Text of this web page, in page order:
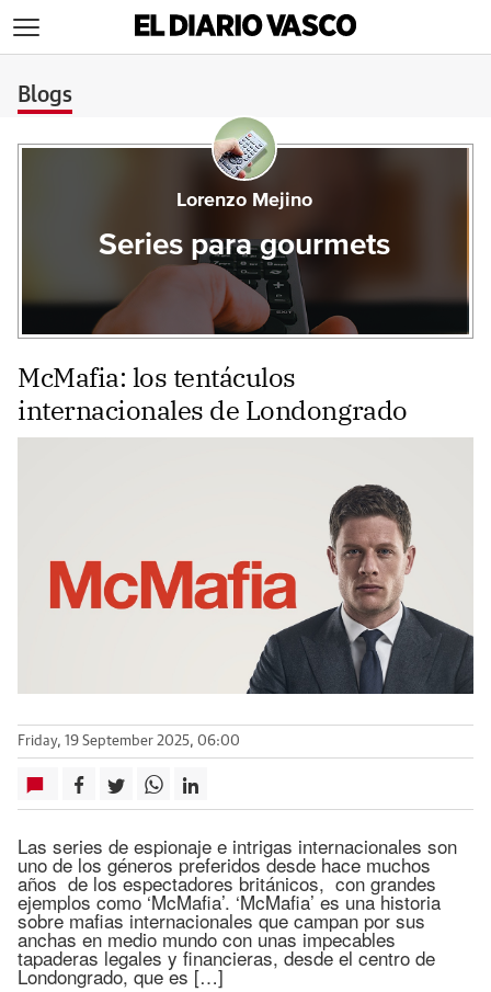
Blogs
Lorenzo Mejino
Series para gourmets
McMafia: los tentáculos
internacionales de Londongrado
Friday, 19 September 2025, 06:00
Las series de espionaje e intrigas internacionales son
uno de los géneros preferidos desde hace muchos
años de los espectadores británicos, con grandes
ejemplos como ‘McMafia’. ‘McMafia’ es una historia
sobre mafias internacionales que campan por sus
anchas en medio mundo con unas impecables
tapaderas legales y financieras, desde el centro de
Londongrado, que es […]